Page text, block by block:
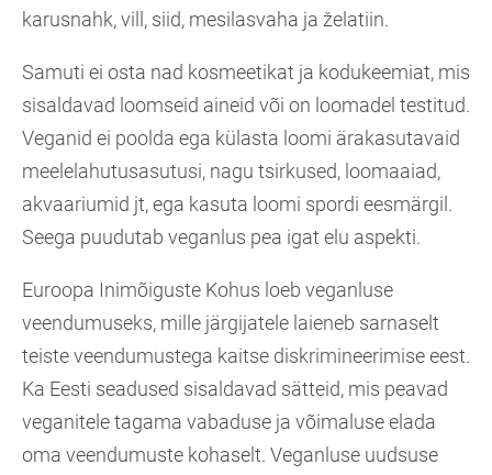
karusnahk, vill, siid, mesilasvaha ja želatiin.
Samuti ei osta nad kosmeetikat ja kodukeemiat, mis
sisaldavad loomseid aineid või on loomadel testitud.
Veganid ei poolda ega külasta loomi ärakasutavaid
meelelahutusasutusi, nagu tsirkused, loomaaiad,
akvaariumid jt, ega kasuta loomi spordi eesmärgil.
Seega puudutab veganlus pea igat elu aspekti.
Euroopa Inimõiguste Kohus loeb veganluse
veendumuseks, mille järgijatele laieneb sarnaselt
teiste veendumustega kaitse diskrimineerimise eest.
Ka Eesti seadused sisaldavad sätteid, mis peavad
veganitele tagama vabaduse ja võimaluse elada
oma veendumuste kohaselt. Veganluse uudsuse